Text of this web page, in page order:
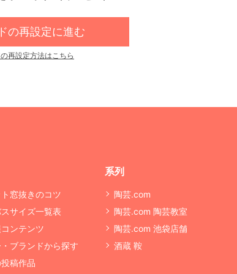
の再設定に進む
再設定方法はこちら
窓抜きのコツ
サイズ一覧表
ンテンツ
・ブランドから探す
稿作品
系列
陶芸.com
陶芸.com 陶芸教室
陶芸.com 池袋店舗
酒蔵 鞍